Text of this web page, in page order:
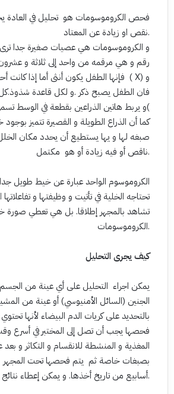
فحص الكروموسومات هو تحليل في العادة
نقص او زيادة عن المعتاد.
رقم و هي مرقمه من واحد إلى ثلاثة و
صبغه لها و يها يستطيع أن يحدد مكان
ناقص أو فيه زيادة أو هو مكتمل.
الكروموسوم الواحد عبارة عن خيط طويل جدا
تحتاجه الخلية في تأتيت و وظيفتها و
تشاهد بالمجهر إطلاقا. بل هي تعطي صورة
الكروموسومات.
كيف يجرى التحليل
يمكن اجراء التحليل على أي عينة من الجسم
الجنين (السائل الأمنيوسي) أو عينة من
بالتحديد على كريات الدم البيضاء لأنها تحتوي
فحصها يجب أن تصل إلى المختبر في أسرع
بصبغات خاصة ثم يتم فحصها تحت المجهر و
أسابيع من تاريخ أخذها. و يمكن إعطاء نتائج أولية في بعض الأحيان للحالات الحرجة خلال بضعة أيام.